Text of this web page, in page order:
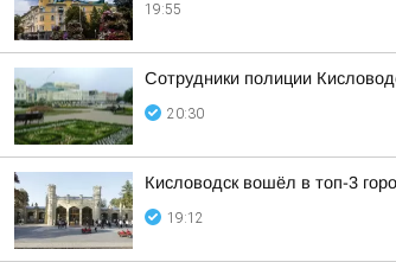
19:55
Сотрудники полиции
20:30
Кисловодск вошёл в топ-3
19:12